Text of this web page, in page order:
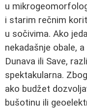
u
i starim rečnim
u sočivima. Ako
nekadašnje obale,
Dunava ili Save,
spektakularna.
ako budžet
bušotinu ili